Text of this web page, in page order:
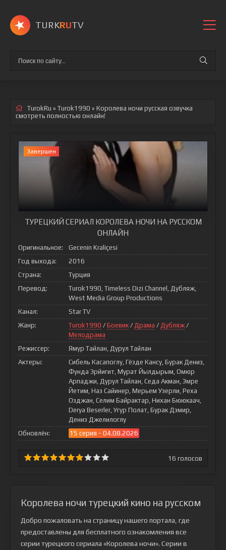
TURKRUTV
TurokRu » Turok1990 » Королева ночи русская озвучка
смотреть полностью онлайн!
Завершен
ТУРЕЦКИЙ СЕРИАЛ КОРОЛЕВА НОЧИ НА РУССКОМ
ОНЛАЙН
Оригинальное:
Gecenin Kraliçesi
Год выхода:
2016
Страна:
Турция
Перевод:
Turok1990, Timeless Dizi Channel, Дубляж,
West Media Group Productions
Канал:
Star TV
Жанр:
Turok1990 / Боевик/ Драма / Дубляж/
Мелодрама
Режиссер:
Ямур Тайлан, Дурул Тайлан
Актеры:
Сибель Касапоглу, Гёзде Кансу, Бурак Дениз,
Фунда Эрйигит, Мурат Йылдырым, Омюр
Арпаджи, Дурул Тайлан, Седа Акман, Эмре
Йетим, Наз Сайинер, Мерьем Узерли, Реха
Озджан, Селим Байрактар, Нихан Бююкаач,
Derya Beserler, Угур Полат, Бурак Дэмир,
Дениз Джелилоглу
Обновлён:
15 серия - 04.08.2026
16 голосов
Королева ночи турецкий кино на русском
Добро пожаловать на страницу нашего портала, где
предоставлены для бесплатного ознакомления все
серии турецкого сериала «Королева ночи». Серии в